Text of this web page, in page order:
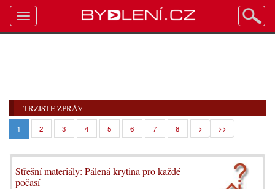
TRŽIŠTĚ ZPRÁV
1 2 3 4 5 6 7 8 > >>
Střešní materiály: Pálená krytina pro každé
počasí
Toggle
navigation